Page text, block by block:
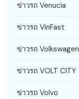
ข่าวรถ Venucia
ข่าวรถ VinFast
ข่าวรถ Volkswagen
ข่าวรถ VOLT CITY
ข่าวรถ Volvo